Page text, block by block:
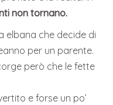
non tornano.
elbana che decide di
per un parente.
però che le fette
e forse un po’